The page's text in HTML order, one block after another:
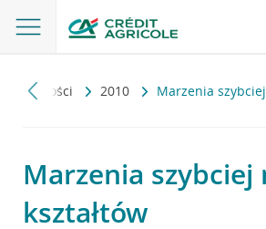
Aktualności 2010 Marzenia
Marzenia szybciej
kształtów